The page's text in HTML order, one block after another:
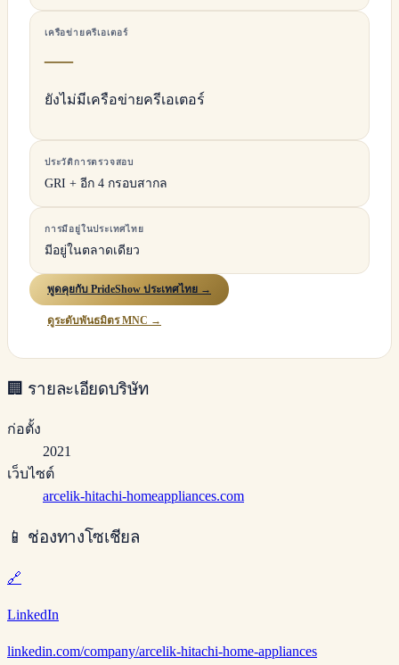
เครือข่ายครีเอเตอร์
—
ยังไม่มีเครือข่ายครีเอเตอร์
ประวัติการตรวจสอบ
GRI + อีก 4 กรอบสากล
การมีอยู่ในประเทศไทย
มีอยู่ในตลาดเดียว
พูดคุยกับ PrideShow ประเทศไทย →
ดูระดับพันธมิตร MNC →
🏢 รายละเอียดบริษัท
ก่อตั้ง
2021
เว็บไซต์
arcelik-hitachi-homeappliances.com
📱 ช่องทางโซเชียล
🔗
LinkedIn
linkedin.com/company/arcelik-hitachi-home-appliances